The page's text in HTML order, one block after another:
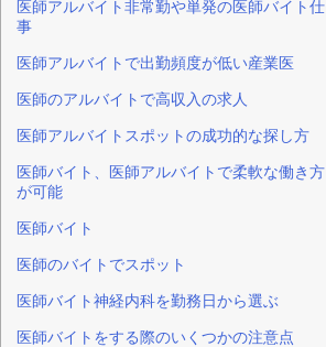
医師アルバイト非常勤や単発の医師バイト仕
事
医師アルバイトで出勤頻度が低い産業医
医師のアルバイトで高収入の求人
医師アルバイトスポットの成功的な探し方
医師バイト、医師アルバイトで柔軟な働き方
が可能
医師バイト
医師のバイトでスポット
医師バイト神経内科を勤務日から選ぶ
医師バイトをする際のいくつかの注意点